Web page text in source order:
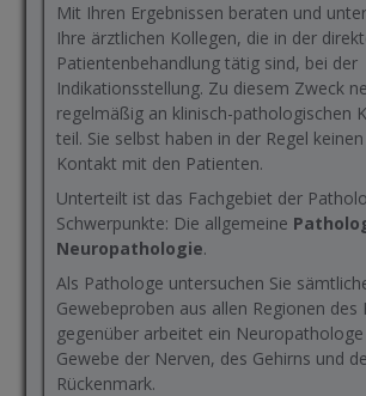
Mit Ihren Ergebnissen beraten und
Ihre ärztlichen Kollegen, die in der
Patientenbehandlung tätig sind, bei der
Indikationsstellung. Zu diesem Zweck
regelmäßig an klinisch-pathologischen
teil. Sie selbst haben in der Regel
Kontakt mit den Patienten.
Unterteilt ist das Fachgebiet der
Schwerpunkte: Die allgemeine
Neuropathologie.
Als Pathologe untersuchen Sie
Gewebeproben aus allen Regionen des
gegenüber arbeitet ein
Gewebe der Nerven, des Gehirns und
Rückenmark.